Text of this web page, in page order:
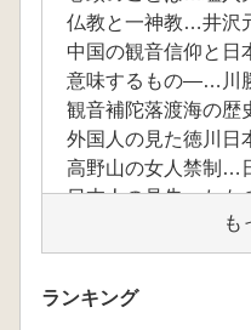
仏教と一神教…井沢
中国の観音信仰と
意味するもの―…川
観音補陀落渡海の
外国人の見た徳川
高野山の女人禁制…
日本人の見失った
空海請雨伝承と醍
京都のお盆(精霊迎
神仙思想と日本文
界を中心に―…井口
も
ランキング